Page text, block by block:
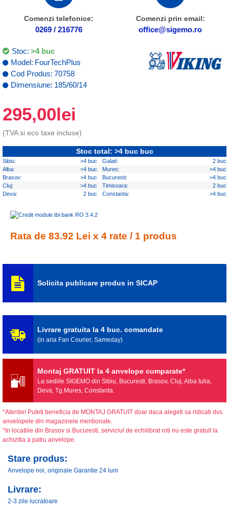
Comenzi telefonice:
0269 / 216776
Comenzi prin email:
office@sigemo.ro
295,00lei
(TVA si eco taxe incluse)
Stoc: >4 buc
Model: FourTechPlus
Cod Produs: 70758
Dimensiune: 185/60/14
Stoc total: >4 buc buc
Sibiu: >4 buc Galati:
2 buc
Alba:
>4 buc Mures:
>4 buc
Brasov:
>4 buc Bucuresti:
>4 buc
Cluj:
>4 buc Timisoara:
2 buc
Deva:
2 buc Constanta: >4 buc
Rata de 83.92 Lei x 4 rate / 1 produs
Solicita publicare produs in SICAP
Livrare gratuita la 4 buc. comandate
(in aria Fan Courier, Sameday)
Montaj GRATUIT la 4 anvelope cumparate*
La sediile SIGEMO din Sibiu, Bucuresti, Brasov, Cluj, Alba Iulia,
Deva, Tg.Mures, Constanta.
*Atentie! Puteti beneficia de MONTAJ GRATUIT doar daca alegeti sa ridicati dvs.
anvelopele din magazinele mentionate.
*In locatiile din Brasov si Bucuresti, serviciul de echilibrat roti nu este gratuit la
achizitia a patru anvelope.
Stare produs:
Anvelope noi, originale Garantie 24 luni
Livrare:
2-3 zile lucratoare